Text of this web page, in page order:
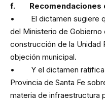
f. Recomendaciones
• El dictamen sugiere
del Ministerio de
construcción de la Unidad
objeción municipal.
• Y el dictamen ratifica
Provincia de Santa Fe
materia de infraestructura